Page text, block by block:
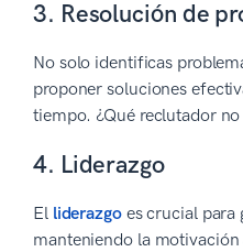
3. Resolución de
No solo identificas
proponer soluciones
tiempo. ¿Qué reclutador
4. Liderazgo
El liderazgoes crucial para
manteniendo la